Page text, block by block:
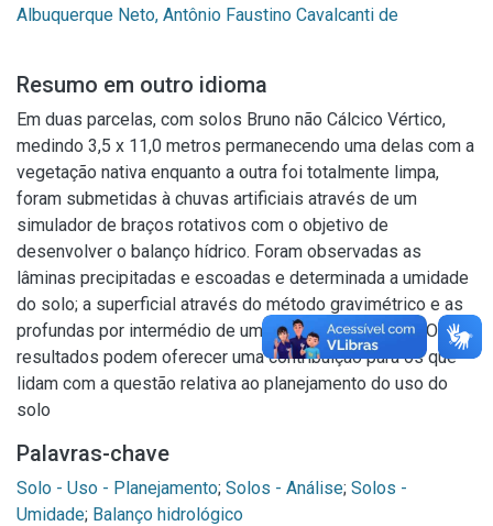
Albuquerque Neto, Antônio Faustino Cavalcanti de
Resumo em outro idioma
Em duas parcelas, com solos Bruno não Cálcico Vértico,
medindo 3,5 x 11,0 metros permanecendo uma delas com a
vegetação nativa enquanto a outra foi totalmente limpa,
foram submetidas à chuvas artificiais através de um
simulador de braços rotativos com o objetivo de
desenvolver o balanço hídrico. Foram observadas as
lâminas precipitadas e escoadas e determinada a umidade
do solo; a superficial através do método gravimétrico e as
profundas por intermédio de uma sor.da de nêutrons. Os
resultados podem oferecer uma contribuição para os que
lidam com a questão relativa ao planejamento do uso do
solo
Palavras-chave
Solo - Uso - Planejamento; Solos - Análise; Solos -
Umidade; Balanço hidrológico